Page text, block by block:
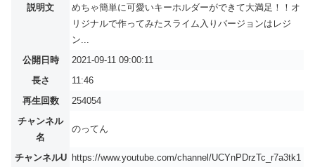
説明文
めちゃ簡単に可愛いキーホルダーができて大満足！！オ
リジナルで作ってみたスライム入りバージョンはレジ
ン...
公開日時
2021-09-11 09:00:11
長さ
11:46
再生回数
254054
チャンネル
名
のってん
チャンネルU
https://www.youtube.com/channel/UCYnPDrzTc_r7a3tk1